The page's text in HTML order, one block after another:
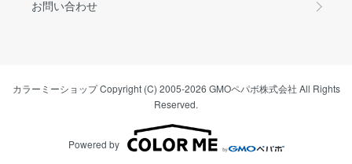
お問い合わせ
カラーミーショップCopyright (C) 2005-2026 GMOペパボ株式会社 All Rights
Reserved.
Powered by